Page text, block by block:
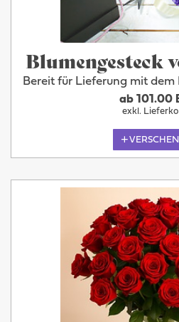
Blumengesteck
Bereit für Lieferung mit dem
ab 101.00
exkl.